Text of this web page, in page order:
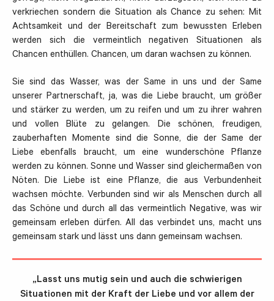
verkriechen sondern die Situation als Chance zu sehen: Mit
Achtsamkeit und der Bereitschaft zum bewussten Erleben
werden sich die vermeintlich negativen Situationen als
Chancen enthüllen. Chancen, um daran wachsen zu können.
Sie sind das Wasser, was der Same in uns und der Same
unserer Partnerschaft, ja, was die Liebe braucht, um größer
und stärker zu werden, um zu reifen und um zu ihrer wahren
und vollen Blüte zu gelangen. Die schönen, freudigen,
zauberhaften Momente sind die Sonne, die der Same der
Liebe ebenfalls braucht, um eine wunderschöne Pflanze
werden zu können. Sonne und Wasser sind gleichermaßen von
Nöten. Die Liebe ist eine Pflanze, die aus Verbundenheit
wachsen möchte. Verbunden sind wir als Menschen durch all
das Schöne und durch all das vermeintlich Negative, was wir
gemeinsam erleben dürfen. All das verbindet uns, macht uns
gemeinsam stark und lässt uns dann gemeinsam wachsen.
„Lasst uns mutig sein und auch die schwierigen
Situationen mit der Kraft der Liebe und vor allem der